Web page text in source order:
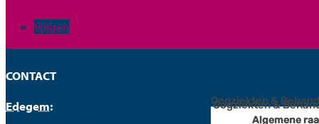
Oogziekten &
Algemene
Oogziekten &
Algemene
Volgen
CONTACT
Edegem: